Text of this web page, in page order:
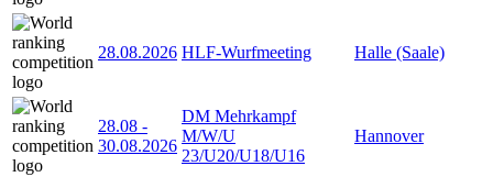
28.08.2026 HLF-Wurfmeeting Halle (Saale)
28.08 -
30.08.2026
DM Mehrkampf
M/W/U
23/U20/U18/U16
Hannover